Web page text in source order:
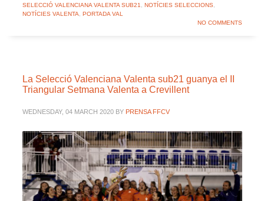
SELECCIÓ VALENCIANA VALENTA SUB21
NOTÍCIES SELECCIONS,
NOTÍCIES VALENTA
PORTADA VAL
NO COMMENTS
La Selecció Valenciana Valenta sub21 guanya el II
Triangular Setmana Valenta a Crevillent
WEDNESDAY, 04 MARCH 2020 BY PRENSA FFCV